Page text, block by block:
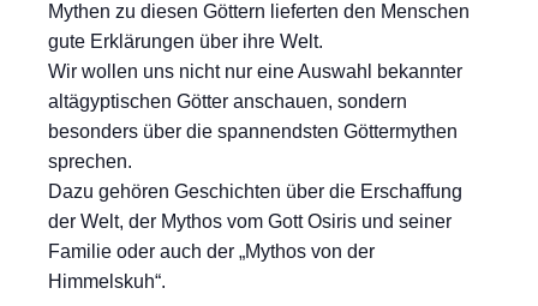
Mythen zu diesen Göttern lieferten den Menschen
gute Erklärungen über ihre Welt.
Wir wollen uns nicht nur eine Auswahl bekannter
altägyptischen Götter anschauen, sondern
besonders über die spannendsten Göttermythen
sprechen.
Dazu gehören Geschichten über die Erschaffung
der Welt, der Mythos vom Gott Osiris und seiner
Familie oder auch der „Mythos von der
Himmelskuh“.